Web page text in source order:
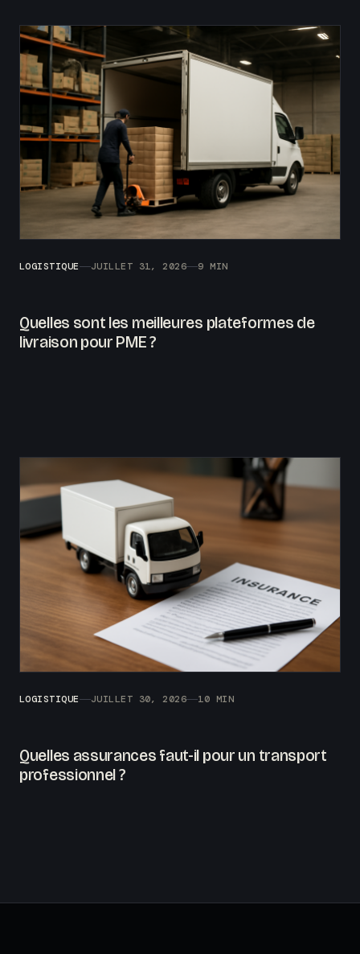
LOGISTIQUE JUILLET 31, 2026 9 MIN
Quelles sont les meilleures plateformes de
livraison pour PME ?
LOGISTIQUE JUILLET 30, 2026 10 MIN
Quelles assurances faut-il pour un transport
professionnel ?